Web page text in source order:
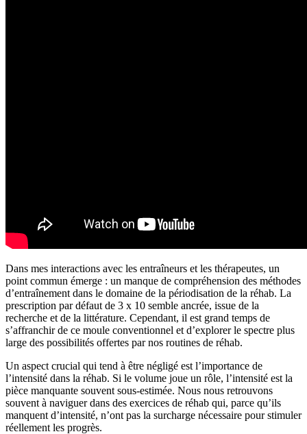
Dans mes interactions avec les entraîneurs et les thérapeutes, un
point commun émerge : un manque de compréhension des méthodes
d’entraînement dans le domaine de la périodisation de la réhab. La
prescription par défaut de 3 x 10 semble ancrée, issue de la
recherche et de la littérature. Cependant, il est grand temps de
s’affranchir de ce moule conventionnel et d’explorer le spectre plus
large des possibilités offertes par nos routines de réhab.
Un aspect crucial qui tend à être négligé est l’importance de
l’intensité dans la réhab. Si le volume joue un rôle, l’intensité est la
pièce manquante souvent sous-estimée. Nous nous retrouvons
souvent à naviguer dans des exercices de réhab qui, parce qu’ils
manquent d’intensité, n’ont pas la surcharge nécessaire pour stimuler
réellement les progrès.